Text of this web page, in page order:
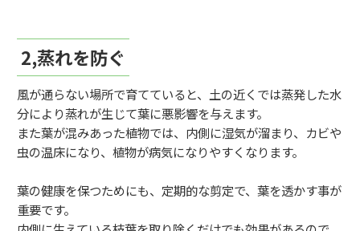
2,蒸れを防ぐ
風が通らない場所で育てていると、土の近くでは蒸発した水
分により蒸れが生じて葉に悪影響を与えます。
また葉が混みあった植物では、内側に湿気が溜まり、カビや
虫の温床になり、植物が病気になりやすくなります。
葉の健康を保つためにも、定期的な剪定で、葉を透かす事が
重要です。